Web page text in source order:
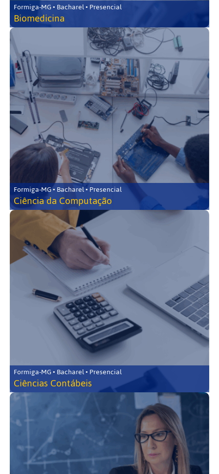
Formiga-MG • Bacharel • Presencial
Biomedicina
Formiga-MG • Bacharel • Presencial
Ciência da Computação
Formiga-MG • Bacharel • Presencial
Ciências Contábeis